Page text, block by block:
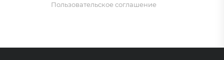
Пользовательское соглашение